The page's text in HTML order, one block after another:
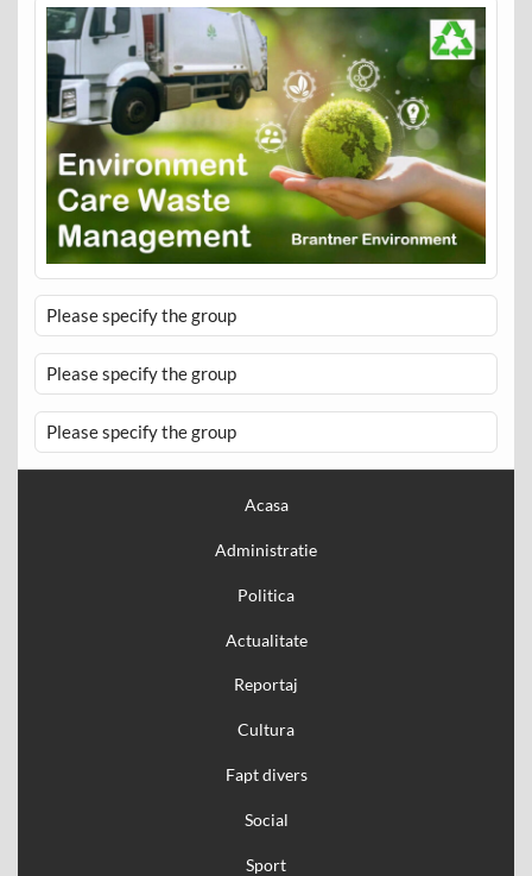
Please specify the group
Please specify the group
Please specify the group
Acasa
Administratie
Politica
Actualitate
Reportaj
Cultura
Fapt divers
Social
Sport